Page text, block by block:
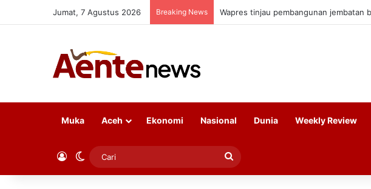
Jumat, 7 Agustus 2026 Breaking News Wapres tinjau pembangunan jembatan
Muka Aceh Ekonomi Nasional Dunia Weekly Review
Log InSwitch skin Cari